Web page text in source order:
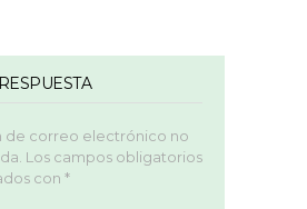
de correo electrónico no
Los campos obligatorios
con *